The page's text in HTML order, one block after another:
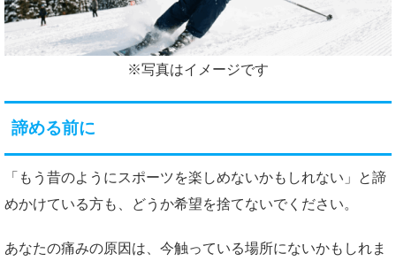
※写真はイメージです
諦める前に
「もう昔のようにスポーツを楽しめないかもしれない」と諦
めかけている方も、どうか希望を捨てないでください。
あなたの痛みの原因は、今触っている場所にないかもしれま